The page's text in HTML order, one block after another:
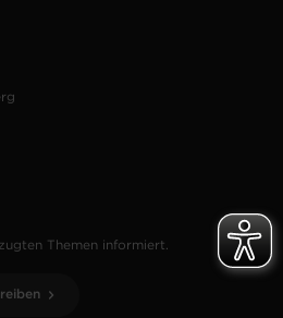
Themen informiert.